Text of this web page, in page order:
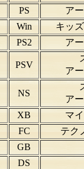
PS
ア
Win
キッ
PS2 ア
PSV
ア
NS
ア
XB
マ
FC
テク
GB
DS